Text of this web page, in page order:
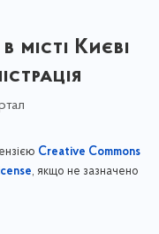
місті Києві
Creative Commons
, якщо не зазначено